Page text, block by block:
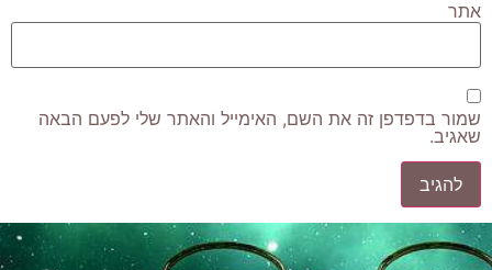
אתר
שמור בדפדפן זה את השם, האימייל והאתר שלי לפעם הבאה
שאגיב.